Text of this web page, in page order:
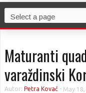
Maturanti
varaždinski
Autor: Petra Kovač - May